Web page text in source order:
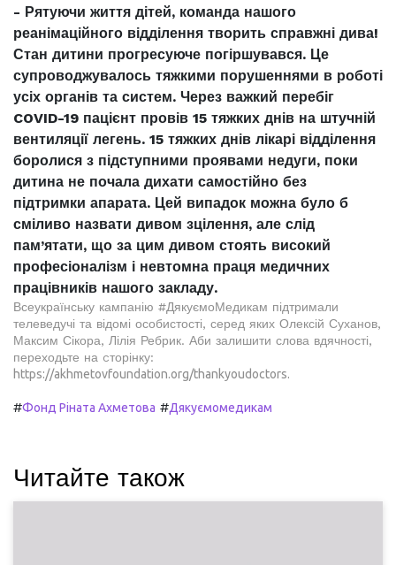
- Рятуючи життя дітей, команда нашого
реанімаційного відділення творить справжні дива!
Стан дитини прогресуюче погіршувався. Це
супроводжувалось тяжкими порушеннями в роботі
усіх органів та систем. Через важкий перебіг
COVID-19 пацієнт провів 15 тяжких днів на штучній
вентиляції легень. 15 тяжких днів лікарі відділення
боролися з підступними проявами недуги, поки
дитина не почала дихати самостійно без
підтримки апарата. Цей випадок можна було б
сміливо назвати дивом зцілення, але слід
пам’ятати, що за цим дивом стоять високий
професіоналізм і невтомна праця медичних
працівників нашого закладу.
Всеукраїнську кампанію #ДякуємоМедикам підтримали
телеведучі та відомі особистості, серед яких Олексій Суханов,
Максим Сікора, Лілія Ребрик. Аби залишити слова вдячності,
переходьте на cторінку:
https://akhmetovfoundation.org/thankyoudoctors.
#Фонд Ріната Ахметова #Дякуємомедикам
Читайте також